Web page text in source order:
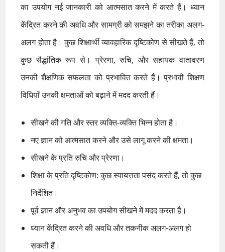
का उपयोग नई जानकारी को आत्मसात करने में करते हैं। ध्यान
केंद्रित करने की अवधि और सामग्री को समझने का तरीका अलग-
अलग होता है। कुछ शिक्षार्थी व्यावहारिक दृष्टिकोण से सीखते हैं, तो
कुछ सैद्धांतिक रूप से। प्रेरणा, रुचि, और सहायक वातावरण
उनकी शैक्षणिक सफलता को प्रभावित करते हैं। प्रभावी शिक्षण
विधियाँ उनकी क्षमताओं को बढ़ाने में मदद करती हैं।
सीखने की गति और स्तर व्यक्ति-व्यक्ति भिन्न होता है।
नए ज्ञान को आत्मसात करने और उसे लागू करने की क्षमता।
सीखने के प्रति रुचि और प्रेरणा।
शिक्षा के प्रति दृष्टिकोण: कुछ स्वायत्तता पसंद करते हैं, तो कुछ
निर्देशित।
पूर्व ज्ञान और अनुभव का उपयोग सीखने में मदद करता है।
ध्यान केंद्रित करने की अवधि और तकनीक अलग-अलग हो
सकती हैं।